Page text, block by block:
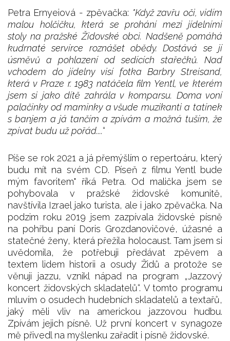
Petra Ernyeiová - zpěvačka: "Když zavřu oči, vidím
malou holčičku, která se prohání mezi jídelními
stoly na pražské Židovské obci. Nadšeně pomáhá
kudrnaté servírce roznášet obědy. Dostává se jí
úsměvů a pohlazení od sedících stařečků. Nad
vchodem do jídelny visí fotka Barbry Streisand,
která v Praze r. 1983 natáčela film Yentl, ve kterém
jsem si jako dítě zahrála v komparsu. Doma voní
palačinky od maminky a všude muzikanti a tatínek
s banjem a já tančím a zpívám a možná tuším, že
zpívat budu už pořád....“
Píše se rok 2021 a já přemýšlím o repertoáru, který
budu mít na svém CD. Píseň z filmu Yentl bude
mým favoritem" říká Petra. Od malička jsem se
pohybovala v pražské židovské komunitě,
navštívila Izrael jako turista, ale i jako zpěvačka. Na
podzim roku 2019 jsem zazpívala židovské písně
na pohřbu paní Doris Grozdanovičové, úžasné a
statečné ženy, která přežila holocaust. Tam jsem si
uvědomila, že potřebuji předávat zpěvem a
textem lidem historii a osudy Židů a protože se
věnuji jazzu, vznikl nápad na program „Jazzový
koncert židovských skladatelů“. V tomto programu
mluvím o osudech hudebních skladatelů a textařů,
jaký měli vliv na americkou jazzovou hudbu.
Zpívám jejich písně. Už první koncert v synagoze
mě přivedl na myšlenku zařadit i písně židovské.